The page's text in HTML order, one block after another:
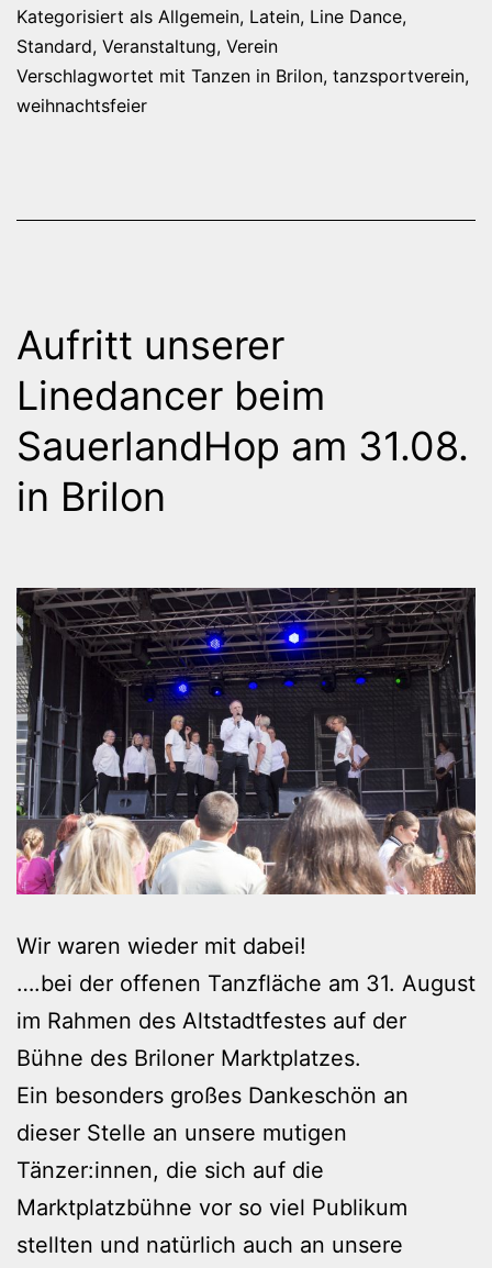
Kategorisiert als Allgemein, Latein, Line Dance,
Standard, Veranstaltung, Verein
Verschlagwortet mit Tanzen in Brilon, tanzsportverein,
weihnachtsfeier
Aufritt unserer
Linedancer beim
SauerlandHop am 31.08.
in Brilon
Wir waren wieder mit dabei!
….bei der offenen Tanzfläche am 31. August
im Rahmen des Altstadtfestes auf der
Bühne des Briloner Marktplatzes.
Ein besonders großes Dankeschön an
dieser Stelle an unsere mutigen
Tänzer:innen, die sich auf die
Marktplatzbühne vor so viel Publikum
stellten und natürlich auch an unsere